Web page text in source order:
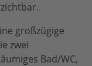
großzügige
zwei
Bad/WC,